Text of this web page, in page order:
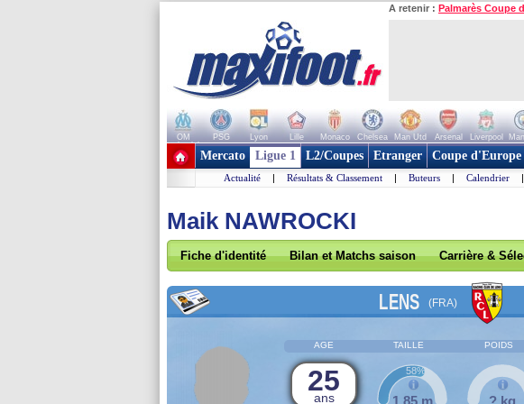
A retenir : Palmarès Coupe
OM PSG Lyon Lille Monaco Chelsea Man Utd Arsenal Liverpool
+ de clubs
Mercato Ligue 1 L2/Coupes Etranger Coupe d'Europe
Actualité | Résultats & Classement | Buteurs | Calendrier |
Maik NAWROCKI
Fiche d'identité Bilan et Matchs saison Carrière &
LENS (FRA)
AGE TAILLE POIDS
25
ans 1,85 m
58%
? kg